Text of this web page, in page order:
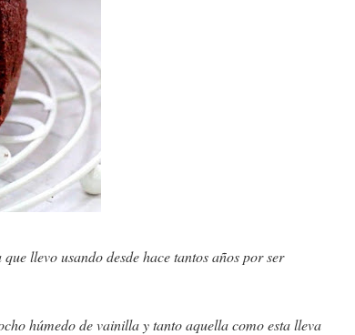
llevo usando desde hace tantos años por ser
húmedo de vainilla y tanto aquella como esta lleva